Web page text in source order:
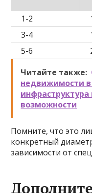
1-2
3-4
5-6
Читайте также:
недвижимости
возможности
Помните, что это
конкретный
зависимости от